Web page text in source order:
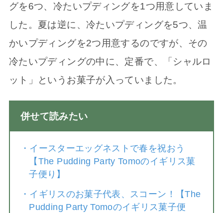
グを6つ、冷たいプディングを1つ用意していま
した。夏は逆に、冷たいプディングを5つ、温
かいプディングを2つ用意するのですが、その
冷たいプディングの中に、定番で、「シャルロ
ット」というお菓子が入っていました。
併せて読みたい
・ イースターエッグネストで春を祝おう
【The Pudding Party Tomoのイギリス菓
子便り】
・ イギリスのお菓子代表、スコーン！【The
Pudding Party Tomoのイギリス菓子便